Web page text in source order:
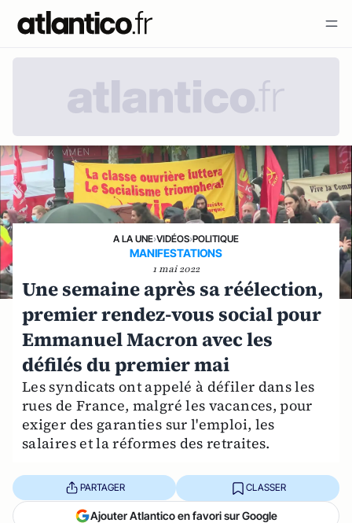
A LA UNE›VIDÉOS›POLITIQUE
MANIFESTATIONS
1 mai 2022
Une semaine après sa réélection,
premier rendez-vous social pour
Emmanuel Macron avec les
défilés du premier mai
Les syndicats ont appelé à défiler dans les
rues de France, malgré les vacances, pour
exiger des garanties sur l'emploi, les
salaires et la réformes des retraites.
PARTAGER CLASSER
Ajouter Atlantico en favori sur Google